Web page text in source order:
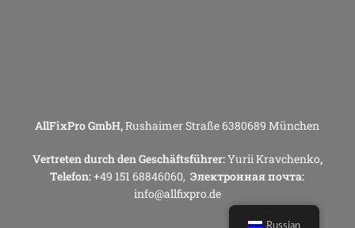
AllFixPro GmbH,Rushaimer Straße 6380689 München
Vertreten durch den Geschäftsführer:Yurii Kravchenko,
Telefon:+49 151 68846060,Электронная почта:
info@allfixpro.de
Russian